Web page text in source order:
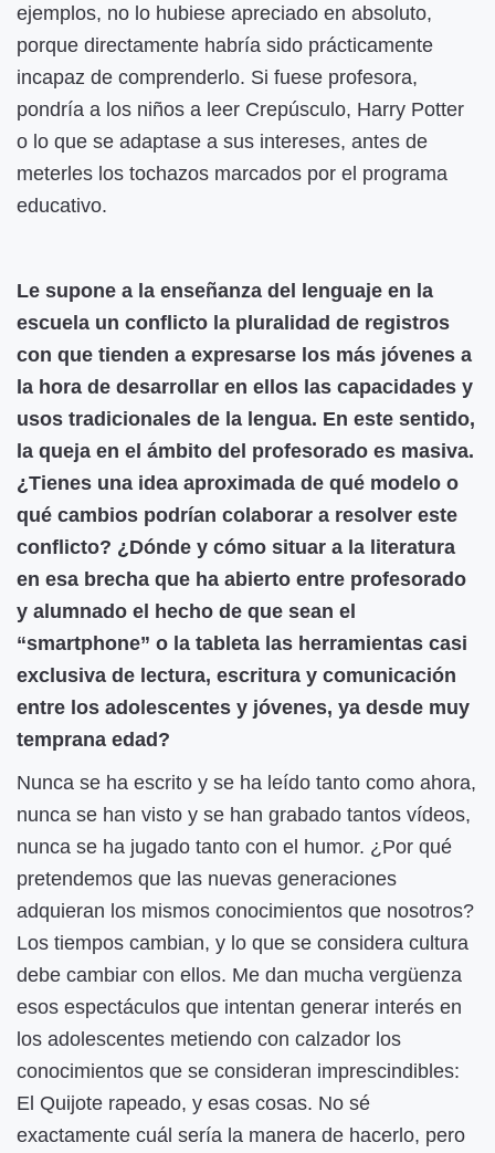
ejemplos, no lo hubiese apreciado en absoluto,
porque directamente habría sido prácticamente
incapaz de comprenderlo. Si fuese profesora,
pondría a los niños a leer Crepúsculo, Harry Potter
o lo que se adaptase a sus intereses, antes de
meterles los tochazos marcados por el programa
educativo.
Le supone a la enseñanza del lenguaje en la
escuela un conflicto la pluralidad de registros
con que tienden a expresarse los más jóvenes a
la hora de desarrollar en ellos las capacidades y
usos tradicionales de la lengua. En este sentido,
la queja en el ámbito del profesorado es masiva.
¿Tienes una idea aproximada de qué modelo o
qué cambios podrían colaborar a resolver este
conflicto? ¿Dónde y cómo situar a la literatura
en esa brecha que ha abierto entre profesorado
y alumnado el hecho de que sean el
“smartphone” o la tableta las herramientas casi
exclusiva de lectura, escritura y comunicación
entre los adolescentes y jóvenes, ya desde muy
temprana edad?
Nunca se ha escrito y se ha leído tanto como ahora,
nunca se han visto y se han grabado tantos vídeos,
nunca se ha jugado tanto con el humor. ¿Por qué
pretendemos que las nuevas generaciones
adquieran los mismos conocimientos que nosotros?
Los tiempos cambian, y lo que se considera cultura
debe cambiar con ellos. Me dan mucha vergüenza
esos espectáculos que intentan generar interés en
los adolescentes metiendo con calzador los
conocimientos que se consideran imprescindibles:
El Quijote rapeado, y esas cosas. No sé
exactamente cuál sería la manera de hacerlo, pero